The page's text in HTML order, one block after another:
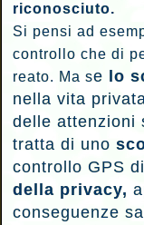
riconosciuto.
Si pensi ad
controllo che di
reato. Ma se lo
nella vita
delle attenzioni
tratta di uno
controllo GPS
della privacy,
conseguenze